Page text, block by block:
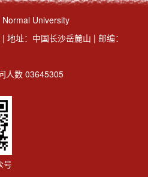
号
University
地址：中国长沙岳麓山 | 邮编：
人数 03645305